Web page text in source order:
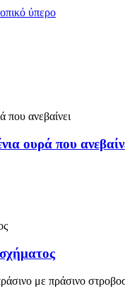
ουρά που